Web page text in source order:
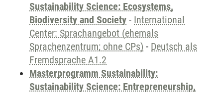
Sustainability Science: Ecosystems,
Biodiversity and Society - International
Center: Sprachangebot (ehemals
Sprachenzentrum; ohne CPs) - Deutsch als
Fremdsprache A1.2
Masterprogramm Sustainability:
Sustainability Science: Entrepreneurship,